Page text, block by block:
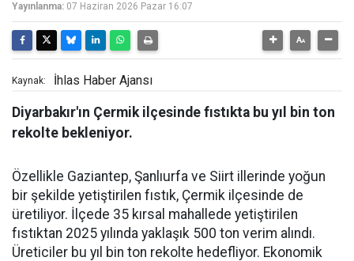
Yayınlanma: 07 Haziran 2026 Pazar 16:07
Kaynak: İhlas Haber Ajansı
Diyarbakır'ın Çermik ilçesinde fıstıkta bu yıl bin ton
rekolte bekleniyor.
Özellikle Gaziantep, Şanlıurfa ve Siirt illerinde yoğun
bir şekilde yetiştirilen fıstık, Çermik ilçesinde de
üretiliyor. İlçede 35 kırsal mahallede yetiştirilen
fıstıktan 2025 yılında yaklaşık 500 ton verim alındı.
Üreticiler bu yıl bin ton rekolte hedefliyor. Ekonomik